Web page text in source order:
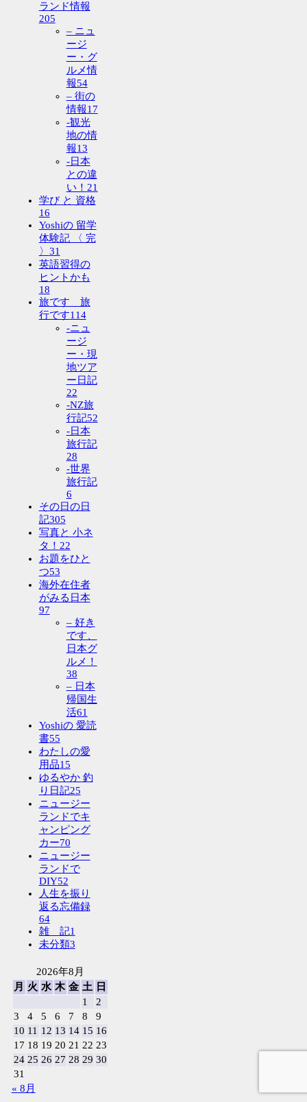
ランド情報
205
– ニュ
ージ
ー・グ
ルメ情
報54
– 街の
情報17
-観光
地の情
報13
-日本
との違
い！ 21
学び と 資格
16
Yoshiの 留学
体験記 〈 完
〉 31
英語習得の
ヒントかも
18
旅です 旅
行です114
-ニュ
ージ
ー・現
地ツア
ー日記
22
-NZ旅
行記52
-日本
旅行記
28
-世界
旅行記
6
その日の日
記305
写真と 小ネ
タ！ 22
お題をひと
つ53
海外在住者
がみる日本
97
– 好き
です、
日本グ
ルメ！
38
– 日本
帰国生
活61
Yoshiの 愛読
書55
わたしの愛
用品15
ゆるやか 釣
り日記25
ニュージー
ランドでキ
ャンピング
カー70
ニュージー
ランドで
DIY52
人生を振り
返る忘備録
64
雑 記1
未分類3
2026年8月
月
火 水 木 金 土
日
1
2
3
4 5 6 7 8
9
10 11 12 13 14 15 16
17 18 19 20 21 22 23
24 25 26 27 28 29 30
31
« 8月